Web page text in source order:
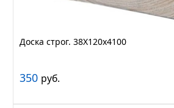
Доска строг. 38Х120х4100
350 руб.